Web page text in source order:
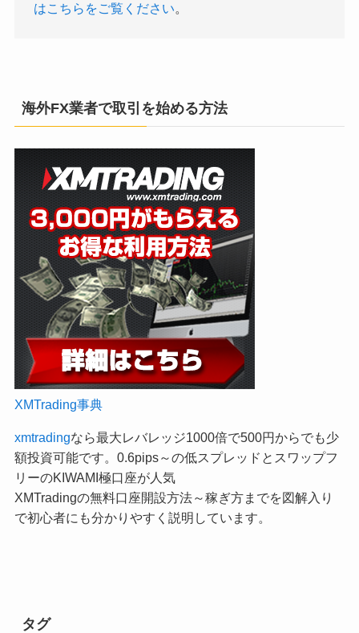
はこちらをご覧ください。
海外FX業者で取引を始める方法
XMTrading事典
xmtradingなら最大レバレッジ1000倍で500円からでも少
額投資可能です。0.6pips～の低スプレッドとスワップフ
リーのKIWAMI極口座が人気
XMTradingの無料口座開設方法～稼ぎ方までを図解入り
で初心者にも分かりやすく説明しています。
タグ